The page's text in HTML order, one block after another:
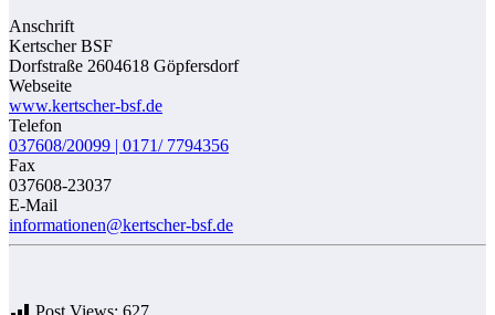
Anschrift
Kertscher BSF
Dorfstraße 2604618 Göpfersdorf
Webseite
www.kertscher-bsf.de
Telefon
037608/20099 | 0171/ 7794356
Fax
037608-23037
E-Mail
informationen@kertscher-bsf.de